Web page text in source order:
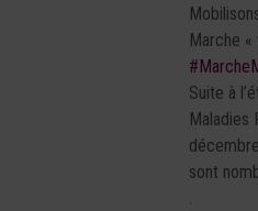
Marche
Suite à
Maladies
sont
.